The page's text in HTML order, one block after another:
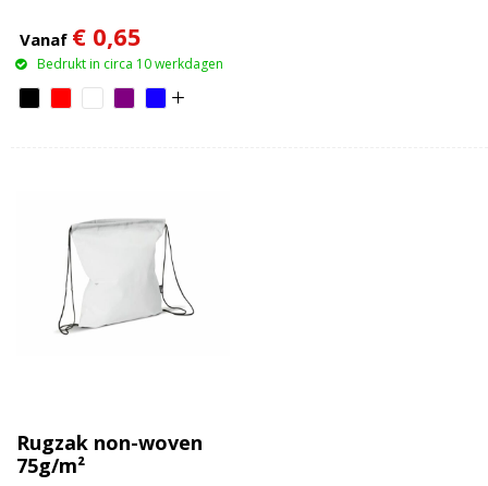
Vanaf € 0,65
Bedrukt in circa 10 werkdagen
Rugzak non-woven
75g/m²